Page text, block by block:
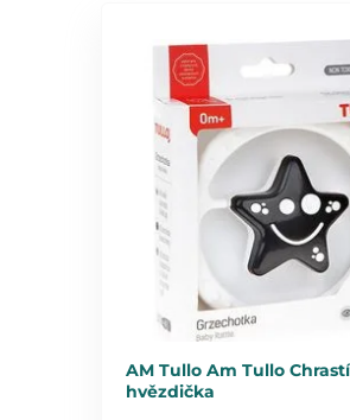
AM Tullo Am Tullo
hvězdička